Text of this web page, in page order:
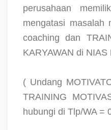
perusahaan
mengatasi masalah
coaching dan
KARYAWAN di NIAS
( Undang
TRAINING
hubungi di Tlp/WA =